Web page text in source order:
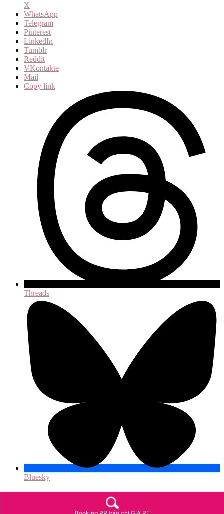
X
WhatsApp
Telegram
Pinterest
LinkedIn
Tumblr
Reddit
VKontakte
Mail
Copy link
Threads
Bluesky